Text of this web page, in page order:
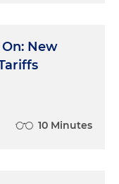
New
10 Minutes